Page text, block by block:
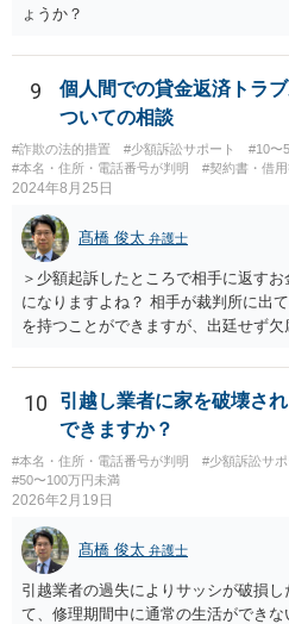
ょうか？
9
個人間での貸金返済トラ
ついての相談
#詐欺の法的措置 #少額訴訟サポート
#10〜
#本名・住所・電話番号が判明
#契約書・借用
2024年8月25日
髙橋 俊太 弁護士
＞少額起訴したところで相手に返す
になりますよね？ 相手が裁判所に出
を持つことができますが、出廷せず
にお願いして赤字になりますか？ 契
言えませんが、上記のように回収が
ので、弁護士費用が無駄になってし
手が嘘をついてお金を借りてるのは
詐欺になる可能性があって、被害者が
は動いてくれないんでしょうか？ 貴
生じるでしょうし、同一の手口による
が明白であれば、警察は動く可能性が
10
引越し業者に家を破壊さ
できますか？
#本名・住所・電話番号が判明 #少額訴訟サポ
#50〜100万円未満
2026年2月19日
髙橋 俊太 弁護士
引越業者の過失によりサッシが破損
て、修理期間中に通常の生活ができ